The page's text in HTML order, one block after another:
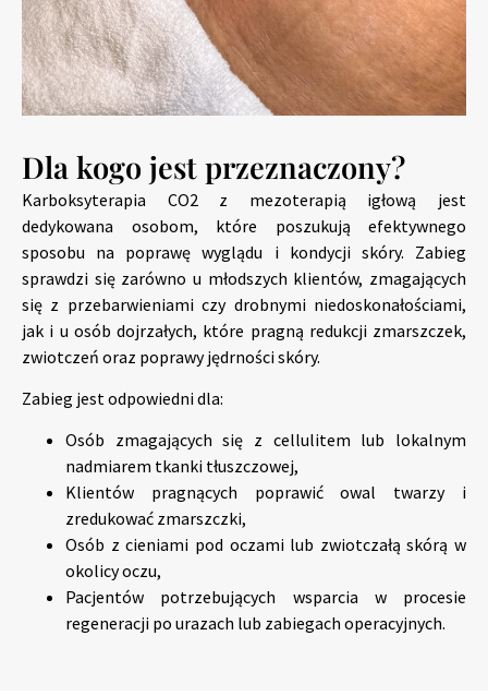
Dla kogo jest przeznaczony?
Karboksyterapia CO2 z mezoterapią igłową jest
dedykowana osobom, które poszukują efektywnego
sposobu na poprawę wyglądu i kondycji skóry. Zabieg
sprawdzi się zarówno u młodszych klientów, zmagających
się z przebarwieniami czy drobnymi niedoskonałościami,
jak i u osób dojrzałych, które pragną redukcji zmarszczek,
zwiotczeń oraz poprawy jędrności skóry.
Zabieg jest odpowiedni dla:
Osób zmagających się z cellulitem lub lokalnym
nadmiarem tkanki tłuszczowej,
Klientów pragnących poprawić owal twarzy i
zredukować zmarszczki,
Osób z cieniami pod oczami lub zwiotczałą skórą w
okolicy oczu,
Pacjentów potrzebujących wsparcia w procesie
regeneracji po urazach lub zabiegach operacyjnych.